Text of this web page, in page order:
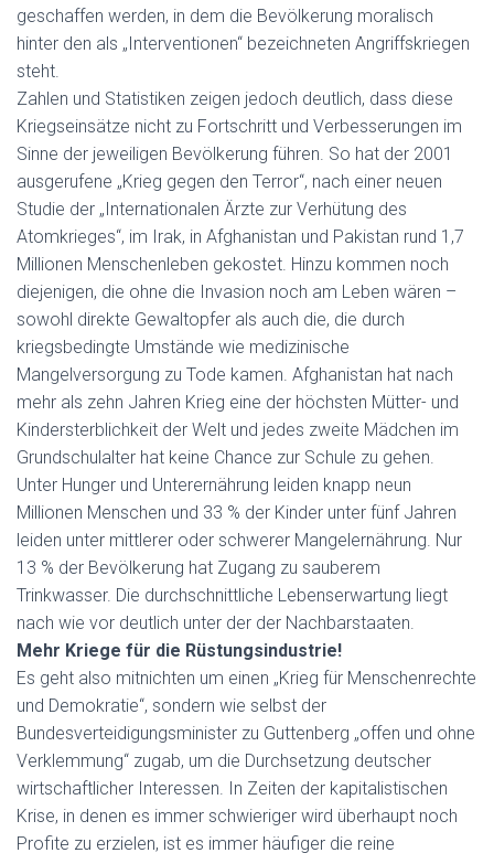
geschaffen werden, in dem die Bevölkerung moralisch
hinter den als „Interventionen“ bezeichneten Angriffskriegen
steht.
Zahlen und Statistiken zeigen jedoch deutlich, dass diese
Kriegseinsätze nicht zu Fortschritt und Verbesserungen im
Sinne der jeweiligen Bevölkerung führen. So hat der 2001
ausgerufene „Krieg gegen den Terror“, nach einer neuen
Studie der „Internationalen Ärzte zur Verhütung des
Atomkrieges“, im Irak, in Afghanistan und Pakistan rund 1,7
Millionen Menschenleben gekostet. Hinzu kommen noch
diejenigen, die ohne die Invasion noch am Leben wären –
sowohl direkte Gewaltopfer als auch die, die durch
kriegsbedingte Umstände wie medizinische
Mangelversorgung zu Tode kamen. Afghanistan hat nach
mehr als zehn Jahren Krieg eine der höchsten Mütter- und
Kindersterblichkeit der Welt und jedes zweite Mädchen im
Grundschulalter hat keine Chance zur Schule zu gehen.
Unter Hunger und Unterernährung leiden knapp neun
Millionen Menschen und 33 % der Kinder unter fünf Jahren
leiden unter mittlerer oder schwerer Mangelernährung. Nur
13 % der Bevölkerung hat Zugang zu sauberem
Trinkwasser. Die durchschnittliche Lebenserwartung liegt
nach wie vor deutlich unter der der Nachbarstaaten.
Mehr Kriege für die Rüstungsindustrie!
Es geht also mitnichten um einen „Krieg für Menschenrechte
und Demokratie“, sondern wie selbst der
Bundesverteidigungsminister zu Guttenberg „offen und ohne
Verklemmung“ zugab, um die Durchsetzung deutscher
wirtschaftlicher Interessen. In Zeiten der kapitalistischen
Krise, in denen es immer schwieriger wird überhaupt noch
Profite zu erzielen, ist es immer häufiger die reine